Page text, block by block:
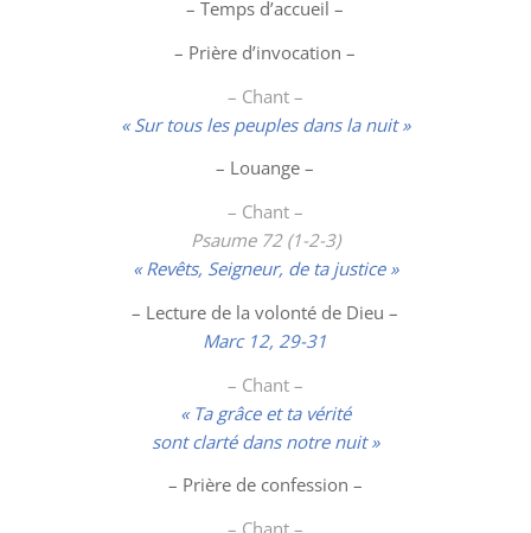
– Temps d’accueil –
– Prière d’invocation –
– Chant –
« Sur tous les peuples dans la nuit »
– Louange –
– Chant –
Psaume 72 (1-2-3)
« Revêts, Seigneur, de ta justice »
– Lecture de la volonté de Dieu –
Marc 12, 29-31
– Chant –
« Ta grâce et ta vérité
sont clarté dans notre nuit »
– Prière de confession –
– Chant –